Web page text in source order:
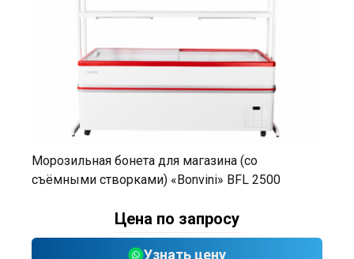
Морозильная бонета для магазина (со
съёмными створками) «Bonvini» BFL 2500
Цена по запросу
Узнать цену